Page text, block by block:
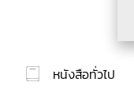
หนังสือทั่วไป